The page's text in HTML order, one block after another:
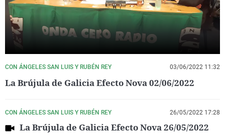
CON ÁNGELES SAN LUIS Y RUBÉN REY 03/06/2022 11:32
La Brújula de Galicia Efecto Nova 02/06/2022
CON ÁNGELES SAN LUIS Y RUBÉN REY 26/05/2022 17:28
La Brújula de Galicia Efecto Nova 26/05/2022